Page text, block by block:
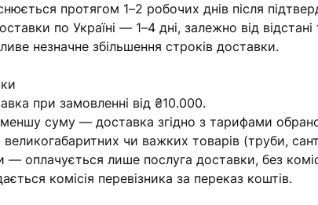
протягом 1–2 робочих днів після
по Україні — 1–4 дні, залежно від відстані
незначне збільшення строків доставки.
при замовленні від ₴10.000.
суму — доставка згідно з тарифами
великогабаритних чи важких товарів (труби,
— оплачується лише послуга доставки, без
комісія перевізника за переказ коштів.